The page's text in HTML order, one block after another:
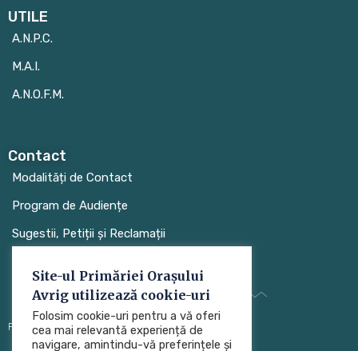
UTILE
A.N.P.C.
M.A.I.
A.N.O.F.M.
Contact
Modalități de Contact
Program de Audiențe
Sugestii, Petiții și Reclamații
Protecția datelor cu caracter personal (GDPR)
Site-ul Primăriei Orașului
Avrig utilizează cookie-uri
Folosim cookie-uri pentru a vă oferi
cea mai relevantă experiență de
navigare, amintindu-vă preferințele și